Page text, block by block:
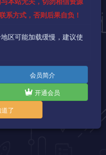
系方式，否则后果自负！
区可能加载缓慢，建议使
会员简介
开通会员
了